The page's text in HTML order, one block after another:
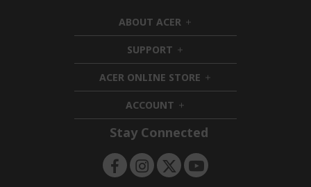
ABOUT ACER h
i
d
e
n
SUPPORT h
i
d
d
n
ACER ONLINE STORE h
i
d
e
ACCOUNT h
i
d
e
n
Stay Connected